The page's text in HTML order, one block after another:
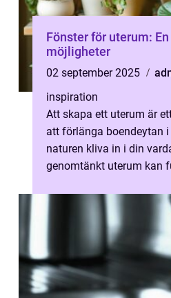
Fönster för uterum:
möjligheter
02 september 2025
inspiration
Att skapa ett uterum är
att förlänga boendeytan
naturen kliva in i din
genomtänkt uterum kan